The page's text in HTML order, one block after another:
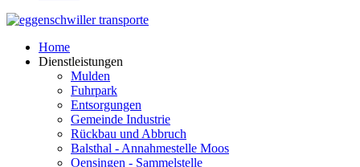
Home
Dienstleistungen
Mulden
Fuhrpark
Entsorgungen
Gemeinde Industrie
Rückbau und Abbruch
Balsthal - Annahmestelle Moos
Oensingen - Sammelstelle